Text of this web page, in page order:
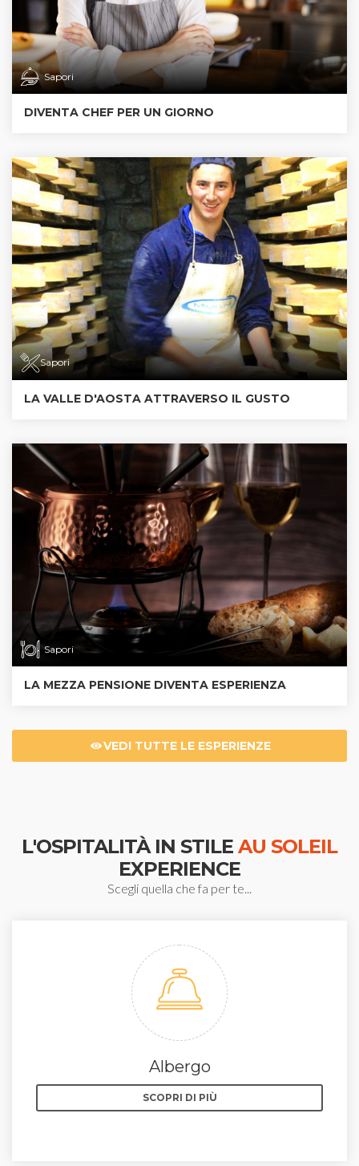
Sapori
DIVENTA CHEF PER UN GIORNO
Sapori
LA VALLE D'AOSTA ATTRAVERSO IL GUSTO
Sapori
LA MEZZA PENSIONE DIVENTA ESPERIENZA
VEDI TUTTE LE ESPERIENZE
L'OSPITALITÀ IN STILE AU SOLEIL
EXPERIENCE
Scegli quella che fa per te...
Albergo
SCOPRI DI PIÙ